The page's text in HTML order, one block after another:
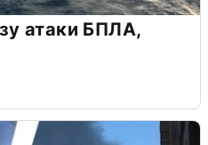
атаки БПЛА,